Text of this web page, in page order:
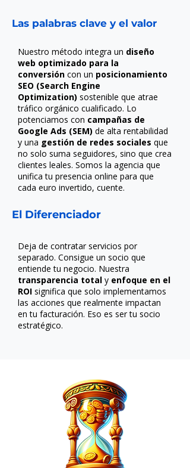
Las palabras clave y el valor
Nuestro método integra un diseño
web optimizado para la
conversión con un posicionamiento
SEO (Search Engine
Optimization) sostenible que atrae
tráfico orgánico cualificado. Lo
potenciamos con campañas de
Google Ads (SEM) de alta rentabilidad
y una gestión de redes sociales que
no solo suma seguidores, sino que crea
clientes leales. Somos la agencia que
unifica tu presencia online para que
cada euro invertido, cuente.
El Diferenciador
Deja de contratar servicios por
separado. Consigue un socio que
entiende tu negocio. Nuestra
transparencia total y enfoque en el
ROI significa que solo implementamos
las acciones que realmente impactan
en tu facturación. Eso es ser tu socio
estratégico.